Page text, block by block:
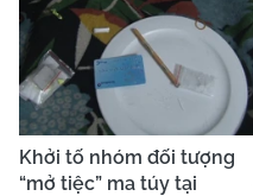
Khởi tố nhóm đối tượng
“mở tiệc” ma túy tại